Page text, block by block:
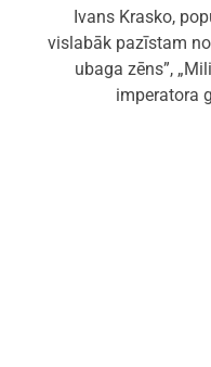
Ivans Krasko,
vislabāk pazīstam
ubaga zēns”,
imperatora